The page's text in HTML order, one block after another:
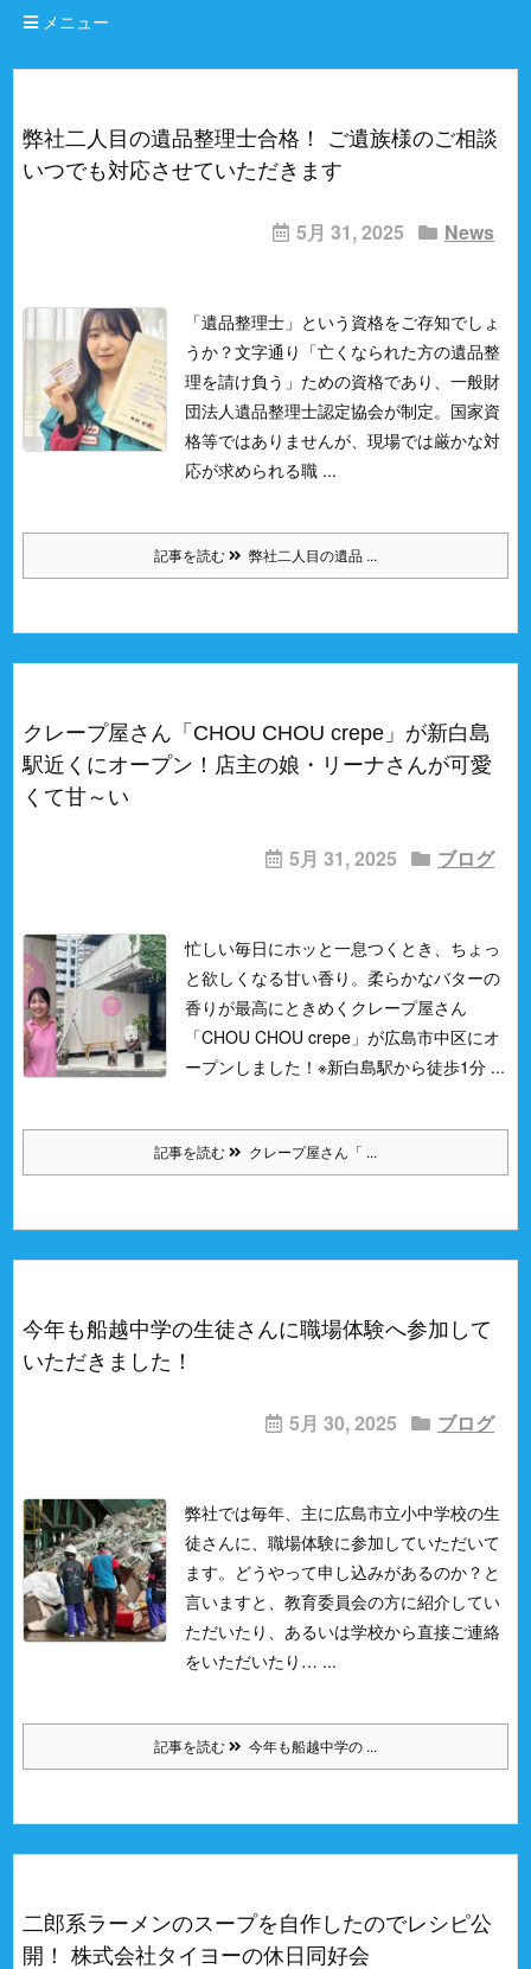
メニュー
弊社二人目の遺品整理士合格！ ご遺族様のご相談
いつでも対応させていただきます
5月 31, 2025 News
「遺品整理士」という資格をご存知でしょ
うか？文字通り「亡くなられた方の遺品整
理を請け負う」ための資格であり、一般財
団法人遺品整理士認定協会が制定。 国家資
格等ではありませんが、現場では厳かな対
応が求められる職 ...
記事を読む 弊社二人目の遺品 ...
クレープ屋さん「CHOU CHOU crepe」が新白島
駅近くにオープン！店主の娘・リーナさんが可愛
くて甘～い
5月 31, 2025 ブログ
忙しい毎日にホッと一息つくとき、ちょっ
と欲しくなる甘い香り。 柔らかなバターの
香りが最高にときめくクレープ屋さん
「CHOU CHOU crepe」が広島市中区にオ
ープンしました！ ※新白島駅から徒歩1分 ...
記事を読む クレープ屋さん「 ...
今年も船越中学の生徒さんに職場体験へ参加して
いただきました！
5月 30, 2025 ブログ
弊社では毎年、主に広島市立小中学校の生
徒さんに、職場体験に参加していただいて
ます。 どうやって申し込みがあるのか？ と
言いますと、教育委員会の方に紹介してい
ただいたり、あるいは学校から直接ご連絡
をいただいたり… ...
記事を読む 今年も船越中学の ...
二郎系ラーメンのスープを自作したのでレシピ公
開！ 株式会社タイヨーの休日同好会